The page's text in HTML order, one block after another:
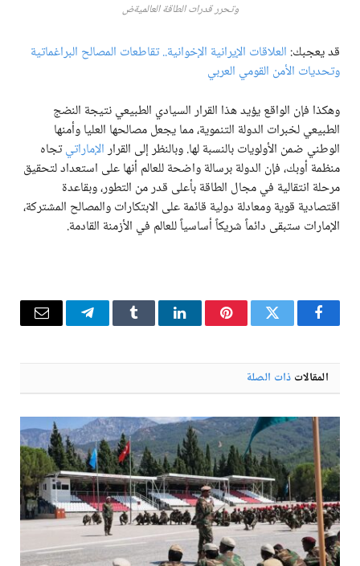
وتحرر قدرات الطاقة العالميةض
قد يعجبك: العلاقات الإيرانية الإخوانية.. تقاطعات المصالح البراغماتية
وتحديات الأمن القومي العربي
وهكذا فإن الواقع يؤيد هذا القرار السيادي الطبيعي نتيجة النضج
الطبيعي لخبرات الدولة التنموية، مما يجعل مصالحها العليا وأمنها
الوطني ضمن الأولويات بالنسبة لها. وبالنظر إلى القرارالإماراتيتجاه
منظمة أوبك، فإن الدولة برسالة واضحة للعالم أنها على استعداد لتحقيق
مرحلة انتقالية في مجال الطاقة بأعلى قدر من التطور، وبقاعدة
اقتصادية قوية ومعادلة دولية قائمة على الابتكارات والمصالح المشتركة،
الإمارات ستبقى دائماً شريكاً أساسياً للعالم في الأزمنة القادمة.
فيسبوكتويتر بينتيريستلينكدإن Tumblr تيلقرام البريد
المقالات ذات الصلة